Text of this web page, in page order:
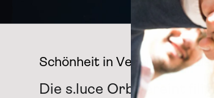
Schönheit in Verbindung
Die s.luce Orb vereint